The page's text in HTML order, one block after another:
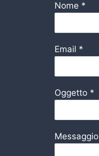
Nome *
Email *
Oggetto *
Messaggio